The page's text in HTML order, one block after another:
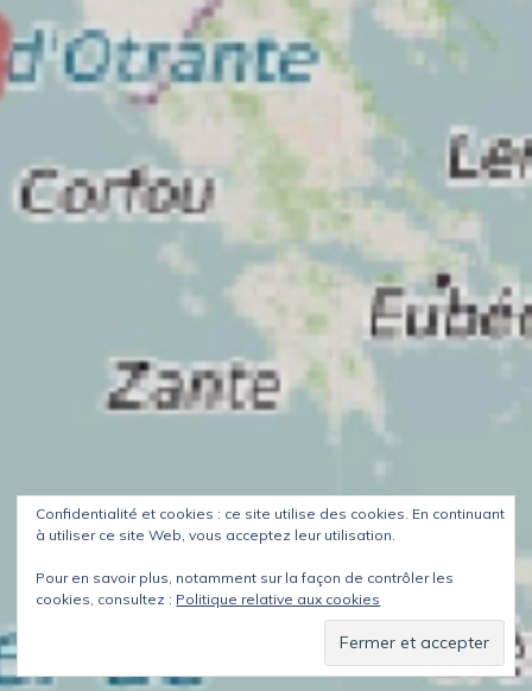
Confidentialité et cookies : ce site utilise des cookies. En continuant
à utiliser ce site Web, vous acceptez leur utilisation.
Pour en savoir plus, notamment sur la façon de contrôler les
cookies, consultez : Politique relative aux cookies